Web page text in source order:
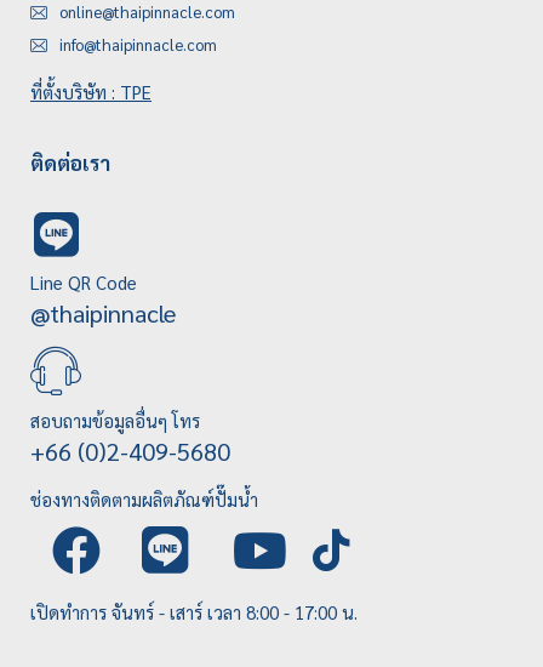
online@thaipinnacle.com
info@thaipinnacle.com
ที่ตั้งบริษัท : TPE
ติดต่อเรา
Line QR Code
@thaipinnacle
สอบถามข้อมูลอื่นๆ โทร
+66 (0)2-409-5680
ช่องทางติดตามผลิตภัณฑ์ปั๊มน้ำ
เปิดทำการ จันทร์ - เสาร์ เวลา 8:00 - 17:00 น.